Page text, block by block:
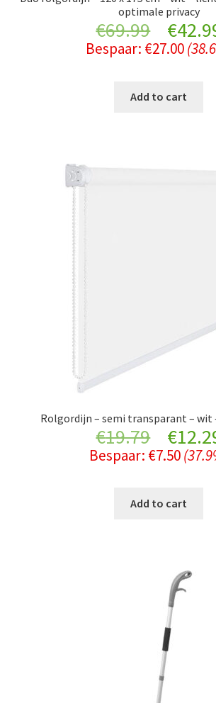
optimale privacy
€69.99
price
was:
€
Bespaar: €27.00
Add to cart
Rolgordijn – semi transparant – wit
€19.79
price
was:
€
Bespaar: €7.50
Add to cart